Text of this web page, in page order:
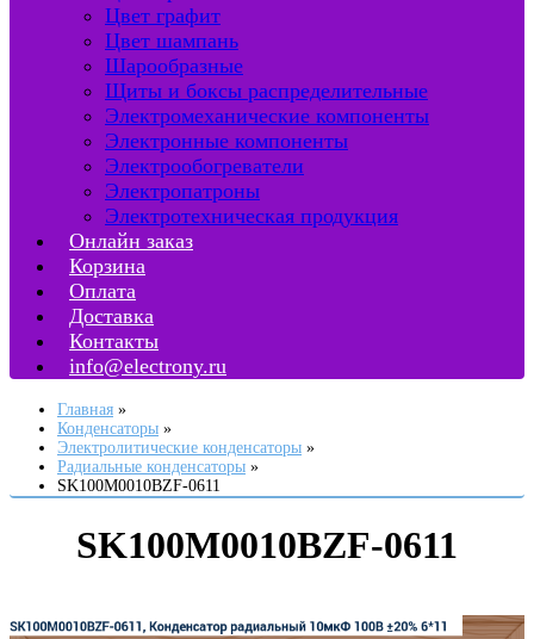
Цвет графит
Цвет шампань
Шарообразные
Щиты и боксы распределительные
Электромеханические компоненты
Электронные компоненты
Электрообогреватели
Электропатроны
Электротехническая продукция
Онлайн заказ
Корзина
Оплата
Доставка
Контакты
info@electrony.ru
Главная
Конденсаторы
Электролитические конденсаторы
Радиальные конденсаторы
SK100M0010BZF-0611
SK100M0010BZF-0611